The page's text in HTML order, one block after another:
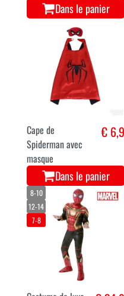
Dans le panier
Cape de
Spiderman avec
masque
€ 6,9
Dans le panier
8-10
12-14
7-8